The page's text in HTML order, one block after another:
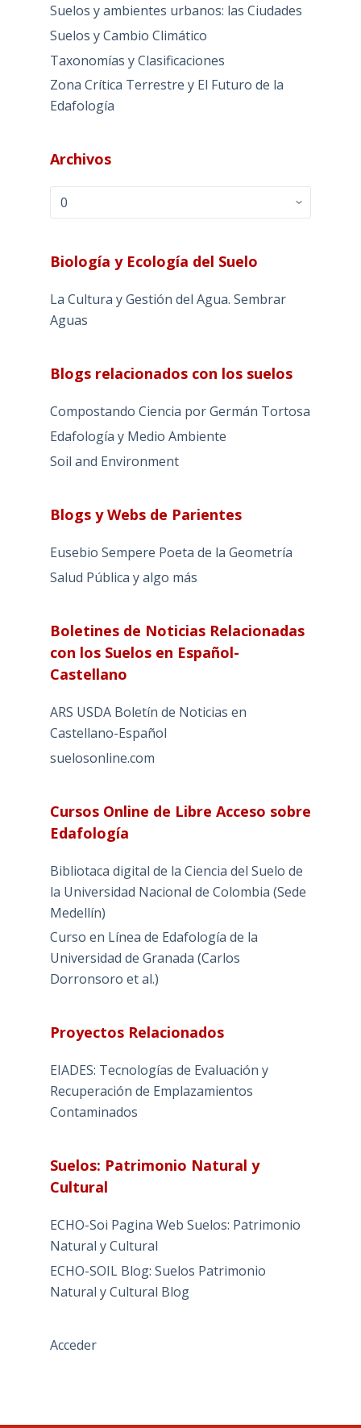
Suelos y ambientes urbanos: las Ciudades
Suelos y Cambio Climático
Taxonomías y Clasificaciones
Zona Crítica Terrestre y El Futuro de la
Edafología
Archivos
Archivos
Biología y Ecología del Suelo
La Cultura y Gestión del Agua. Sembrar
Aguas
Blogs relacionados con los suelos
Compostando Ciencia por Germán Tortosa
Edafología y Medio Ambiente
Soil and Environment
Blogs y Webs de Parientes
Eusebio Sempere Poeta de la Geometría
Salud Pública y algo más
Boletines de Noticias Relacionadas
con los Suelos en Español-
Castellano
ARS USDA Boletín de Noticias en
Castellano-Español
suelosonline.com
Cursos Online de Libre Acceso sobre
Edafología
Bibliotaca digital de la Ciencia del Suelo de
la Universidad Nacional de Colombia (Sede
Medellín)
Curso en Línea de Edafología de la
Universidad de Granada (Carlos
Dorronsoro et al.)
Proyectos Relacionados
EIADES: Tecnologías de Evaluación y
Recuperación de Emplazamientos
Contaminados
Suelos: Patrimonio Natural y
Cultural
ECHO-Soi Pagina Web Suelos: Patrimonio
Natural y Cultural
ECHO-SOIL Blog: Suelos Patrimonio
Natural y Cultural Blog
Acceder